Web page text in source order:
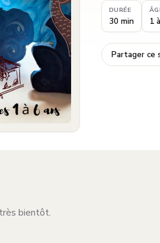
DURÉE
30 min 1
Partager ce
·
bientôt.